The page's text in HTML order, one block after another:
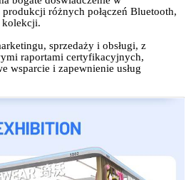
różnych połączeń Bluetooth,
kolekcji.
sprzedaży i obsługi, z
raportami certyfikacyjnych,
wsparcie i zapewnienie usług